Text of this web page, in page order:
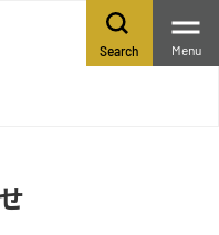
Search Menu